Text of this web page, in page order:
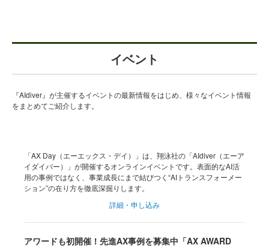
イベント
『AIdiver』が主催するイベントの最新情報をはじめ、様々なイベント情報
をまとめてご紹介します。
「AX Day（エーエックス・デイ）」は、翔泳社の「AIdiver（エーア
イダイバー）」が開催するオンラインイベントです。表面的なAI活
用の事例ではなく、事業成長にまで結びつく“AIトランスフォーメー
ション”の在り方を徹底深掘りします。
詳細・申し込み
アワードも初開催！先進AX事例を募集中「AX AWARD